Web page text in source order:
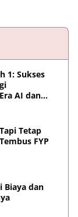
1: Sukses
AI dan
Tetap
FYP
Biaya dan